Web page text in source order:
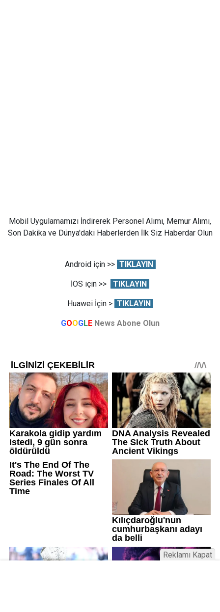
Mobil Uygulamamızı İndirerek Personel Alımı, Memur Alımı,
Son Dakika ve Dünya'daki Haberlerden İlk Siz Haberdar Olun
Android için >> TIKLAYIN
İOS için >> TIKLAYIN
Huawei İçin > TIKLAYIN
GOOGLE News Abone Olun
Reklamı Kapat